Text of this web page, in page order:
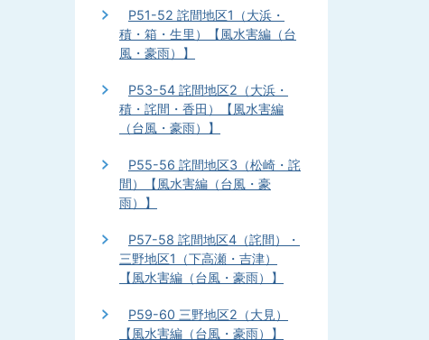
P51-52 詫間地区1（大浜・
積・箱・生里）【風水害編（台
風・豪雨）】
P53-54 詫間地区2（大浜・
積・詫間・香田）【風水害編
（台風・豪雨）】
P55-56 詫間地区3（松崎・詫
間）【風水害編（台風・豪
雨）】
P57-58 詫間地区4（詫間）・
三野地区1（下高瀬・吉津）
【風水害編（台風・豪雨）】
P59-60 三野地区2（大見）
【風水害編（台風・豪雨）】